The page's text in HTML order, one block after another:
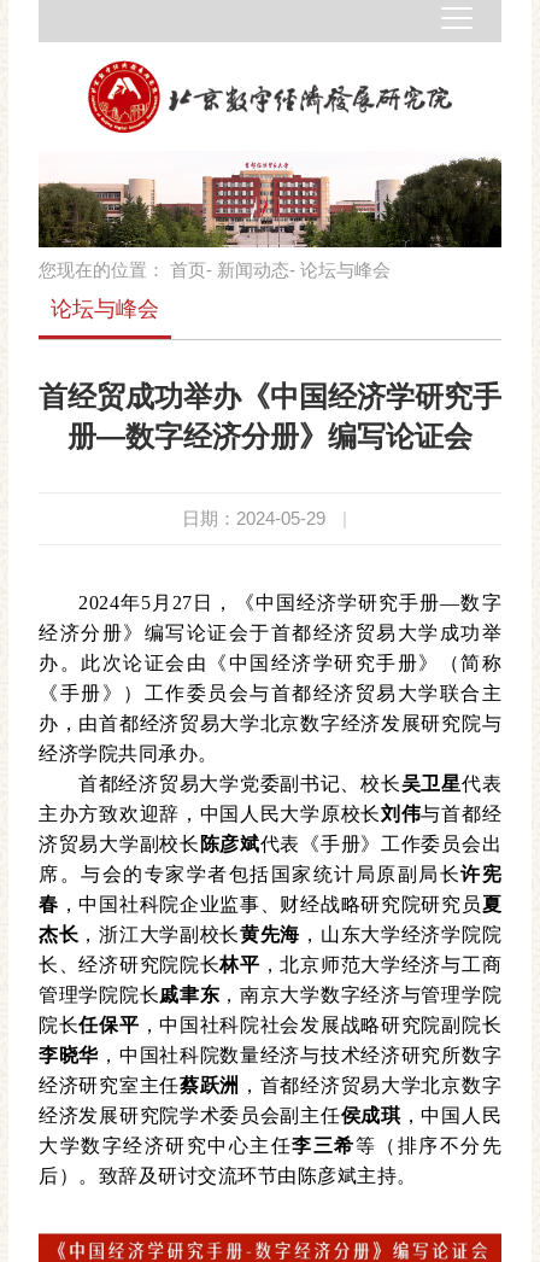
您现在的位置： 首页- 新闻动态- 论坛与峰会
论坛与峰会
首经贸成功举办《中国经济学研究手
册—数字经济分册》编写论证会
日期：2024-05-29 |
2024年5月27日，《中国经济学研究手册—数字
经济分册》编写论证会于首都经济贸易大学成功举
办。此次论证会由《中国经济学研究手册》（简称
《手册》）工作委员会与首都经济贸易大学联合主
办，由首都经济贸易大学北京数字经济发展研究院与
经济学院共同承办。
首都经济贸易大学党委副书记、校长吴卫星代表
主办方致欢迎辞，中国人民大学原校长刘伟与首都经
济贸易大学副校长 陈彦斌代表《手册》工作委员会出
席。与会的专家学者包括国家统计局原副局长许宪
春 ，中国社科院企业监事、财经战略研究院研究员夏
杰长 ，浙江大学副校长黄先海 ，山东大学经济学院院
长、经济研究院院长林平 ，北京师范大学经济与工商
管理学院院长戚聿东 ，南京大学数字经济与管理学院
院长任保平 ，中国社科院社会发展战略研究院副院长
李晓华 ，中国社科院数量经济与技术经济研究所数字
经济研究室主任蔡跃洲 ，首都经济贸易大学北京数字
经济发展研究院学术委员会副主任侯成琪，中国人民
大学数字经济研究中心主任李三希等（排序不分先
后）。致辞及研讨交流环节由陈彦斌主持。